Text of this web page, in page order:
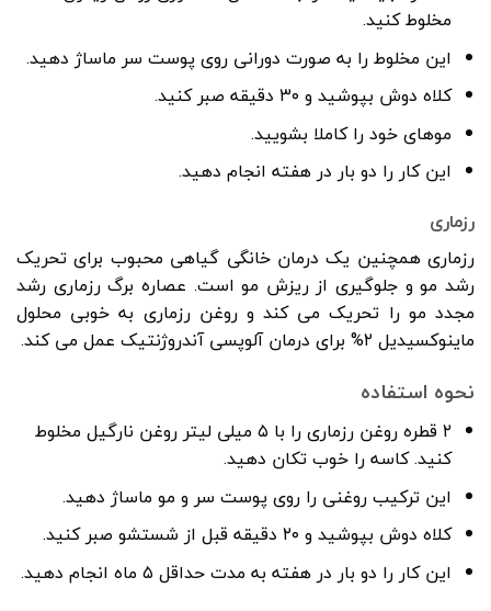
مخلوط کنید.
این مخلوط را به صورت دورانی روی پوست سر ماساژ دهید.
کلاه دوش بپوشید و ۳۰ دقیقه صبر کنید.
موهای خود را کاملا بشویید.
این کار را دو بار در هفته انجام دهید.
رزماری
رزماری همچنین یک درمان خانگی گیاهی محبوب برای تحریک
رشد مو و جلوگیری از ریزش مو است. عصاره برگ رزماری رشد
مجدد مو را تحریک می کند و روغن رزماری به خوبی محلول
ماینوکسیدیل ۲% برای درمان آلوپسی آندروژنتیک عمل می کند.
نحوه استفاده
۲ قطره روغن رزماری را با ۵ میلی لیتر روغن نارگیل مخلوط
کنید. کاسه را خوب تکان دهید.
این ترکیب روغنی را روی پوست سر و مو ماساژ دهید.
کلاه دوش بپوشید و ۲۰ دقیقه قبل از شستشو صبر کنید.
این کار را دو بار در هفته به مدت حداقل ۵ ماه انجام دهید.